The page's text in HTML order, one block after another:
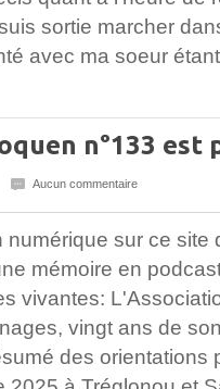
sortie marcher
avec ma soeur
n°133 est
Aucun commentaire
sur ce
mémoire en
vivantes:
vingt ans de
des orientations